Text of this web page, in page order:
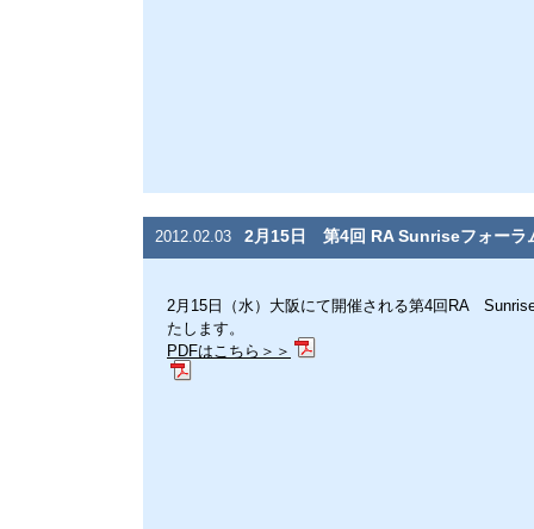
2012.02.03 2月15日 第4回 RA Sunriseフォーラ
2月15日（水）大阪にて開催される第4回RA
たします。
PDFはこちら＞＞